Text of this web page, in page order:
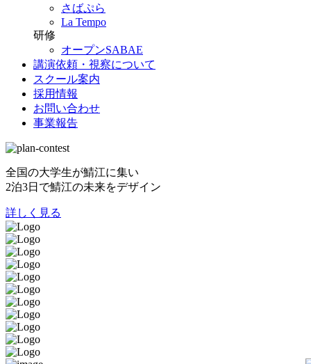
さばぷら
La Tempo
研修
オープンSABAE
講演依頼・視察について
スクール案内
採用情報
お問い合わせ
事業報告
全国の大学生が鯖江に集い
2泊3日で鯖江の未来をデザイン
詳しく見る